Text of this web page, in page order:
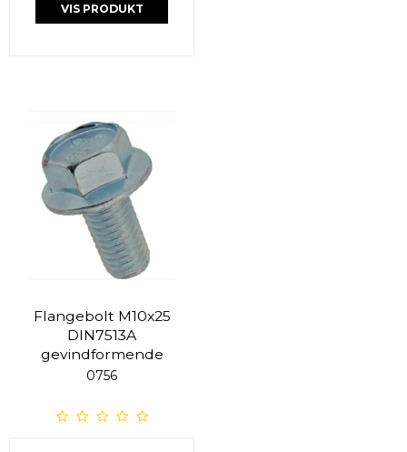
VIS PRODUKT
Flangebolt M10x25
DIN7513A
gevindformende
0756